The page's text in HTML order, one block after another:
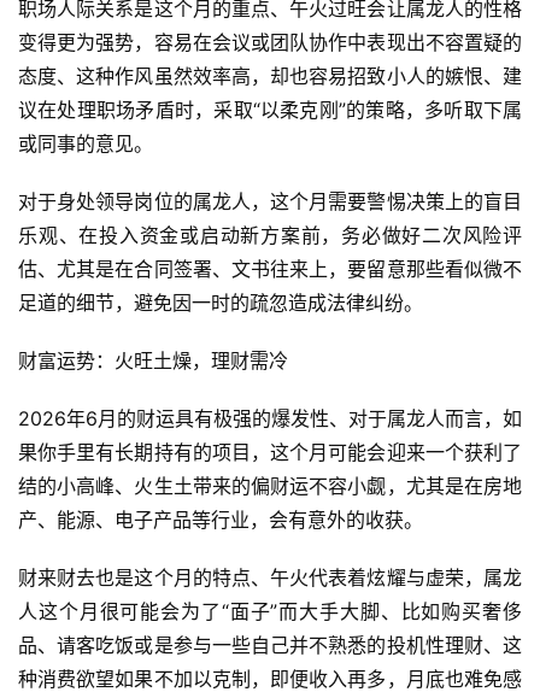
职场人际关系是这个月的重点、午火过旺会让属龙人的性格
变得更为强势，容易在会议或团队协作中表现出不容置疑的
态度、这种作风虽然效率高，却也容易招致小人的嫉恨、建
议在处理职场矛盾时，采取“以柔克刚”的策略，多听取下属
或同事的意见。
对于身处领导岗位的属龙人，这个月需要警惕决策上的盲目
乐观、在投入资金或启动新方案前，务必做好二次风险评
估、尤其是在合同签署、文书往来上，要留意那些看似微不
足道的细节，避免因一时的疏忽造成法律纠纷。
财富运势：火旺土燥，理财需冷
2026年6月的财运具有极强的爆发性、对于属龙人而言，如
果你手里有长期持有的项目，这个月可能会迎来一个获利了
结的小高峰、火生土带来的偏财运不容小觑，尤其是在房地
产、能源、电子产品等行业，会有意外的收获。
财来财去也是这个月的特点、午火代表着炫耀与虚荣，属龙
人这个月很可能会为了“面子”而大手大脚、比如购买奢侈
品、请客吃饭或是参与一些自己并不熟悉的投机性理财、这
种消费欲望如果不加以克制，即便收入再多，月底也难免感